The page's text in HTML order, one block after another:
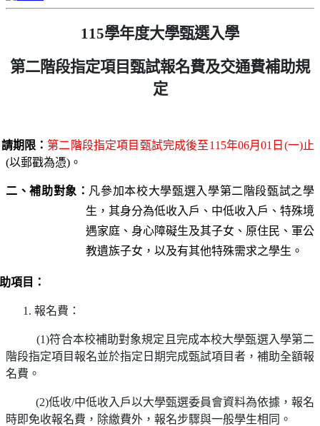
115學年度大學甄選入學
第二階段指定項目甄試報名費及交通費補助規
定
限：第二階段指定項目甄試完成後至115年06月01 日 (一)止
(以郵戳為憑) 。
二、補助對象： 凡參加本校大學甄選入學第二階段甄試之學
生，其身分為低收入戶、中低收入戶、特殊境
遇家庭、身心障礙生及其子女、原住民、軍公
教遺族子女，以及有其他特殊需求之學生。
目：
報名費：
符合本校補助對象規定且完成本校大學甄選入學第二
階段指定項目報名並於指定日期完成甄試項目者，補助全額報
名費。
低收/中低收入戶以大學甄選委員會資料為依據，報名
時即免收報名費，除繳費外，報名步驟與一般學生相同。